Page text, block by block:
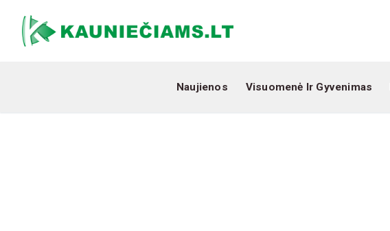
Naujienos Visuomenė Ir Gyvenimas